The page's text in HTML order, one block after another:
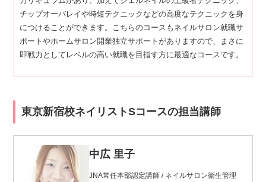
チップオーバレイや時短テクニックなどの高度なテクニックを身
につけることができます。こちらのコースもネイルサロン就職サ
ポートやホームサロン開業独立サポートがありますので、まさに
即戦力としてレベルの高い就職を目指す方に最適なコースです。
東京新宿校ネイリストSコースの担当講師
中広 里子
JNA常任本部認定講師 / ネイルサロン衛生管理